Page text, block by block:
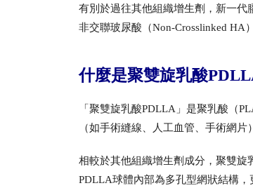
有別於過往其他組織增生劑，新一代
非交聯玻尿酸（Non-Crosslinked HA
什麼是聚雙旋乳酸
「聚雙旋乳酸PDLLA」是聚乳酸（
（如手術縫線、人工血管、手術網片
相較於其他組織增生劑成分，聚雙
PDLLA球體內部為多孔型網狀結構，